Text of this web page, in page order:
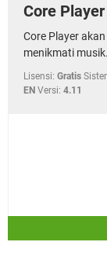
Core Player
Core Player
menikmati
Lisensi: Gratis
EN Versi: 4.11